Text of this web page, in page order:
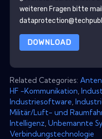
weiteren Fragen bitte
DOWNLOAD
Related Categories:
HF -Kommunikation
Industriesoftware
Militär/Luft- und
Intelligenz Unbemannte
Verbindungstechnologie